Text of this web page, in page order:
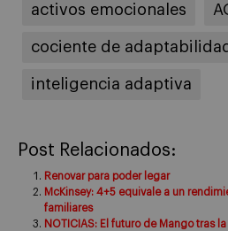
activos emocionales
cociente de
inteligencia adaptiva
Post Relacionados:
Renovar para poder legar
McKinsey: 4+5 equivale a un
familiares
NOTICIAS: El futuro de Mango tras